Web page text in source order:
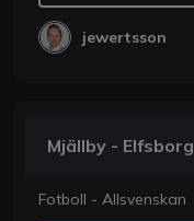
jewertsson
Mjällby - Elfsborg
Fotboll - Allsvenskan